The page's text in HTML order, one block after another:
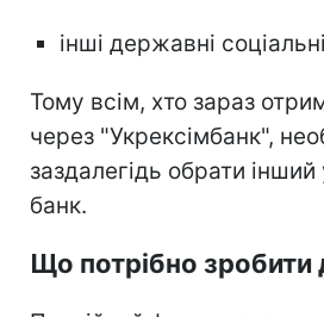
інші державні
Тому всім, хто зараз
через "Укрексімбанк",
заздалегідь обрати
банк.
Що потрібно зробити